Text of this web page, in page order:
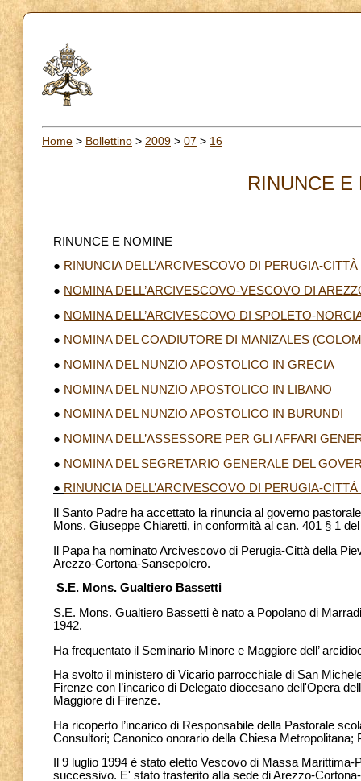
Home > Bollettino > 2009 > 07 > 16
RINUNCE E
RINUNCE E NOMINE
● RINUNCIA DELL’ARCIVESCOVO DI PERUGIA-
● NOMINA DELL’ARCIVESCOVO-VESCOVO DI
● NOMINA DELL’ARCIVESCOVO DI SPOLETO-
● NOMINA DEL COADIUTORE DI MANIZALES
● NOMINA DEL NUNZIO APOSTOLICO IN GRECIA
● NOMINA DEL NUNZIO APOSTOLICO IN LIBANO
● NOMINA DEL NUNZIO APOSTOLICO IN BURUNDI
● NOMINA DELL’ASSESSORE PER GLI AFFARI
● NOMINA DEL SEGRETARIO GENERALE DEL
● RINUNCIA DELL’ARCIVESCOVO DI PERUGIA-
Il Santo Padre ha accettato la rinuncia al governo
Mons. Giuseppe Chiaretti, in conformità al can. 401 § 1
Il Papa ha nominato Arcivescovo di Perugia-Città della
Arezzo-Cortona-Sansepolcro.
S.E. Mons. Gualtiero Bassetti
S.E. Mons. Gualtiero Bassetti è nato a Popolano di
1942.
Ha frequentato il Seminario Minore e Maggiore dell’
Ha svolto il ministero di Vicario parrocchiale di San
Firenze con l’incarico di Delegato diocesano dell'Opera
Maggiore di Firenze.
Ha ricoperto l’incarico di Responsabile della Pastorale
Consultori; Canonico onorario della Chiesa
Il 9 luglio 1994 è stato eletto Vescovo di Massa
successivo. E' stato trasferito alla sede di Arezzo-